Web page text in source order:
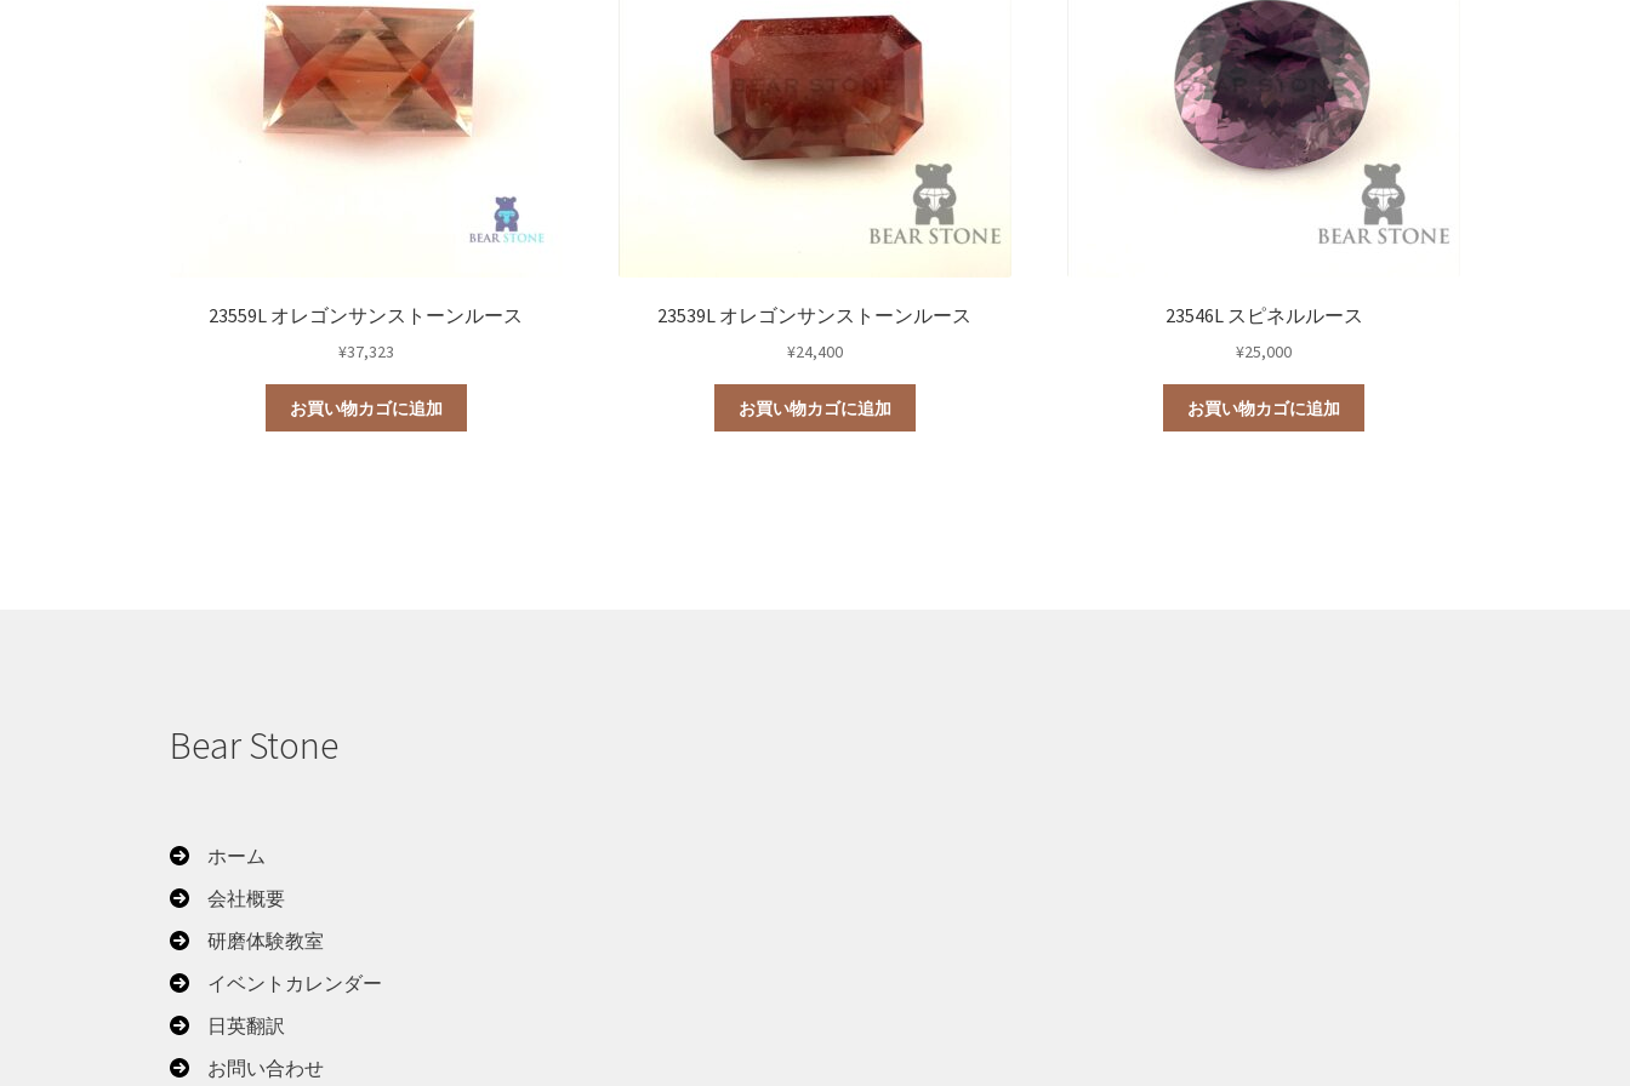
23559L オレゴンサンストーンルース
¥37,323
お買い物カゴに追加
23539L オレゴンサンストーンルース
¥24,400
お買い物カゴに追加
23546L スピネルルース
¥25,000
お買い物カゴに追加
Bear Stone
ホーム
会社概要
研磨体験教室
イベントカレンダー
日英翻訳
お問い合わせ